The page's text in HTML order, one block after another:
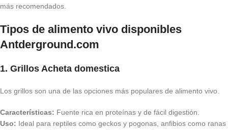
más recomendados.
Tipos de alimento vivo disponibles
Antderground.com
1. Grillos Acheta domestica
Los grillos son una de las opciones más populares de alimento vivo.
Características: Fuente rica en proteínas y de fácil digestión.
Uso: Ideal para reptiles como geckos y pogonas, anfibios como ranas